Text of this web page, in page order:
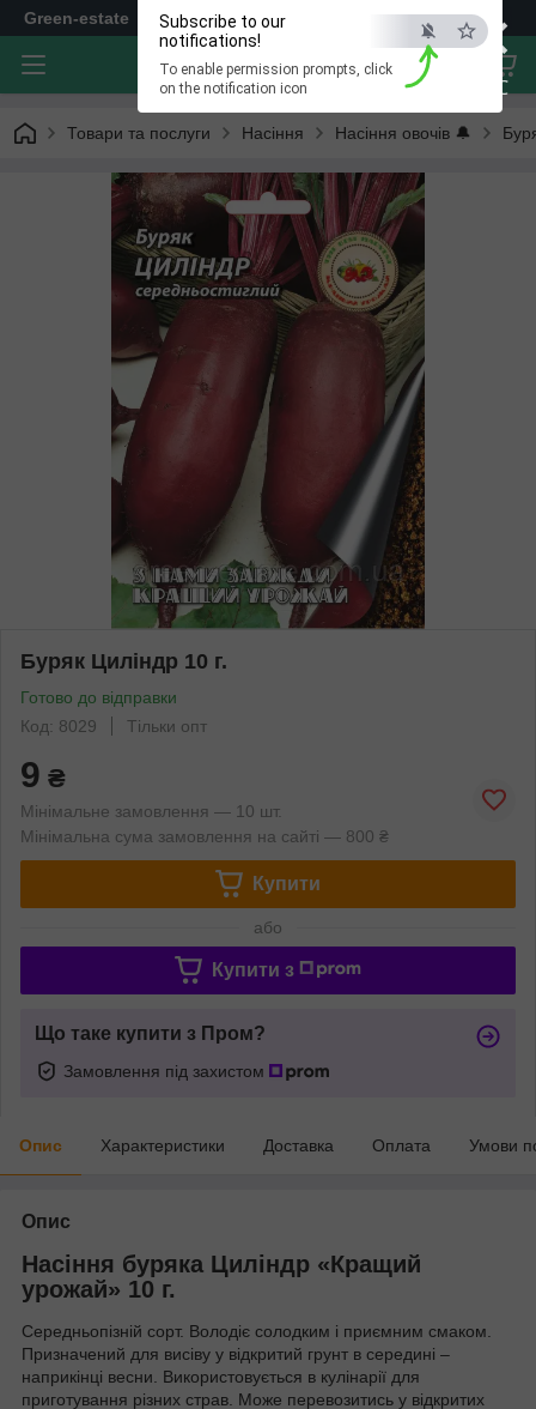
×
ESC
Subscribe to our
notifications!
To enable permission prompts, click
on the notification icon
Green-estate
Товари та послуги Насіння Насіння овочів 🔔
Буряк Циліндр 10 г.
Готово до відправки
Код: 8029
Тільки опт
9 ₴
Мінімальне замовлення — 10 шт.
Мінімальна сума замовлення на сайті — 800 ₴
Купити
або
Купити з
Що таке купити з Пром?
Замовлення під захистом
Опис Характеристики Доставка Оплата Умови
Опис
Насіння буряка Циліндр «Кращий
урожай» 10 г.
Середньопізній сорт. Володіє солодким і приємним смаком.
Призначений для висіву у відкритий грунт в середині –
наприкінці весни. Використовується в кулінарії для
приготування різних страв. Може перевозитись у відкритих